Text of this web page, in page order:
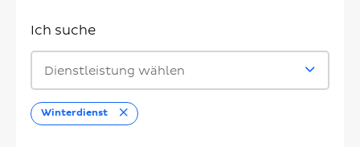
Ich suche
Dienstleistung wählen
Winterdienst Entfernen